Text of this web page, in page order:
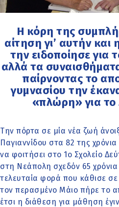
Η κόρη της
αίτηση γι’ αυτήν και
την ειδοποίησε για
αλλά τα
παίρνοντας το
γυμνασίου την
«πλώρη» για το
Την πόρτα σε μία νέα ζωή
Παγιαννίδου στα 82 της
να φοιτήσει στο 1ο Σχολείο
στη Νεάπολη σχεδόν 65
τελευταία φορά που κάθισε
τον περασμένο Μάιο πήρε το
έτσι η διάθεση για μάθηση